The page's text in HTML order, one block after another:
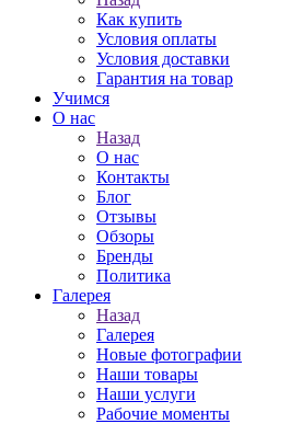
Как купить
Условия оплаты
Условия доставки
Гарантия на товар
Учимся
О нас
Назад
О нас
Контакты
Блог
Отзывы
Обзоры
Бренды
Политика
Галерея
Назад
Галерея
Новые фотографии
Наши товары
Наши услуги
Рабочие моменты